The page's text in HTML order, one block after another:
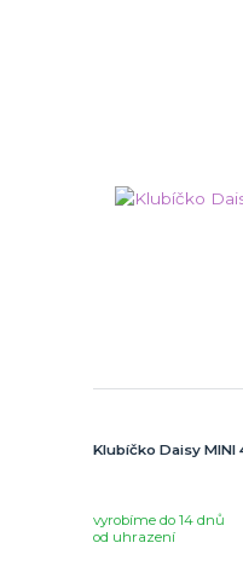
Klubíčko Daisy MINI
vyrobíme do 14 dnů
od uhrazení